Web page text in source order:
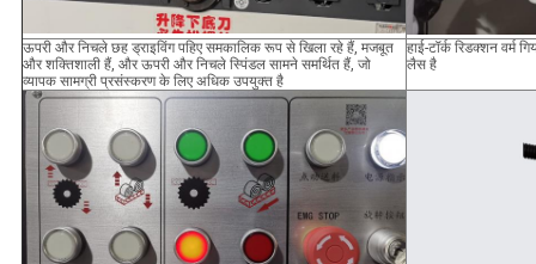
ऊपरी और निचले छह ड्राइविंग पहिए समकालिक रूप से खिला रहे हैं, मजबूत
और शक्तिशाली हैं, और ऊपरी और निचले स्पिंडल सामने समर्थित हैं, जो
व्यापक सामग्री प्रसंस्करण के लिए अधिक उपयुक्त है
हाई-टॉर्क रिडक्शन वर्म
लैस है